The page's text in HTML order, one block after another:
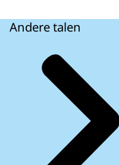
Andere talen